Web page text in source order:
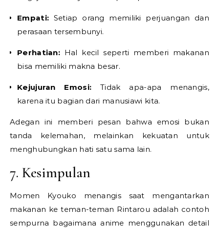
Empati: Setiap orang memiliki perjuangan dan
perasaan tersembunyi.
Perhatian: Hal kecil seperti memberi makanan
bisa memiliki makna besar.
Kejujuran Emosi: Tidak apa-apa menangis,
karena itu bagian dari manusiawi kita.
Adegan ini memberi pesan bahwa emosi bukan
tanda kelemahan, melainkan kekuatan untuk
menghubungkan hati satu sama lain.
7. Kesimpulan
Momen Kyouko menangis saat mengantarkan
makanan ke teman-teman Rintarou adalah contoh
sempurna bagaimana anime menggunakan detail